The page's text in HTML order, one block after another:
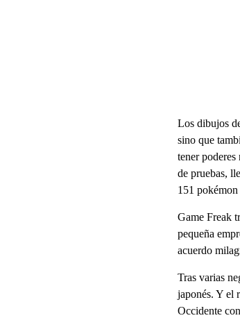
Los dibujos
sino que
tener
de pruebas,
151
Game Freak
pequeña
acuerdo
Tras varias
japonés. Y el
Occidente